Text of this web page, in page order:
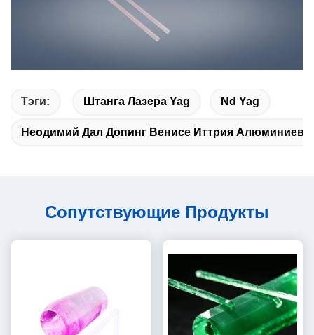
Тэги: Штанга Лазера Yag Nd Yag
Неодимий Дал Допинг Венисе Иттрия
Сопутствующие Продукты